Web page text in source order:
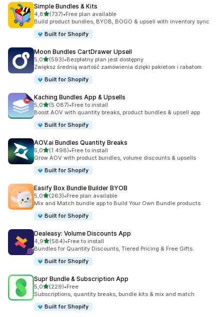
Simple Bundles & Kits
4,8na 5 gwiazdek
(737)
Łączna liczba recenzji: 737
•Free plan available
Build product bundles, BYOB, BOGO & upsell with inventory sync
Built for Shopify
Moon Bundles CartDrawer Upsell
5,0na 5 gwiazdek
(593)
Łączna liczba recenzji: 593
•Bezpłatny plan jest dostępny
Zwiększ średnią wartość zamówienia dzięki pakietom i rabatom.
Built for Shopify
Kaching Bundles App & Upsells
5,0na 5 gwiazdek
(5 087)
Łączna liczba recenzji: 5087
•Free to install
Boost AOV with quantity breaks, product bundles & upsell app
Built for Shopify
AOV.ai Bundles Quantity Breaks
5,0na 5 gwiazdek
(1 498)
Łączna liczba recenzji: 1498
•Free to install
Grow AOV with product bundles, volume discounts & upsells
Built for Shopify
Easify Box Bundle Builder BYOB
5,0na 5 gwiazdek
(263)
Łączna liczba recenzji: 263
•Free plan available
Mix and Match bundle app to Build Your Own Bundle products
Built for Shopify
Dealeasy: Volume Discounts App
4,9na 5 gwiazdek
(584)
Łączna liczba recenzji: 584
•Free to install
Bundles for Quantity Discounts, Tiered Pricing & Free Gifts.
Built for Shopify
Supr Bundle & Subscription App
5,0na 5 gwiazdek
(229)
Łączna liczba recenzji: 229
•Free
Subscriptions, quantity breaks, bundle kits & mix and match
Built for Shopify